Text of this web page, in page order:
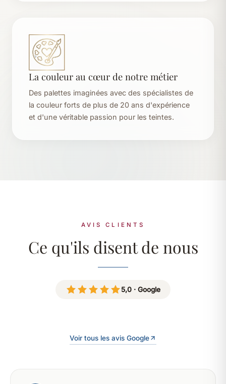
La couleur au cœur de notre métier
Des palettes imaginées avec des spécialistes de
la couleur forts de plus de 20 ans d'expérience
et d'une véritable passion pour les teintes.
AVIS CLIENTS
Ce qu'ils disent de nous
5,0 · Google
Voir tous les avis Google